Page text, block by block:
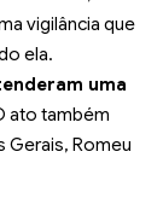
vigilância que
ela.
uma
ato também
Gerais, Romeu